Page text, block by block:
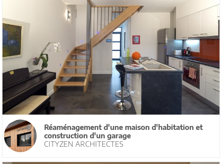
Réaménagement d'une maison d'habitation et
construction d'un garage
CITYZEN ARCHITECTES